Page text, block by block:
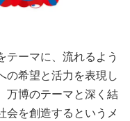
ーマに、流れるよう
の希望と活力を表現し
万博のテーマと深く結
会を創造するというメ